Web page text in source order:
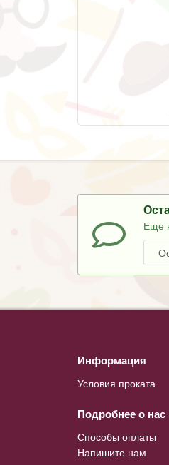
Еще
Информация
Условия проката
Подробнее о нас
Способы оплаты
Напишите нам